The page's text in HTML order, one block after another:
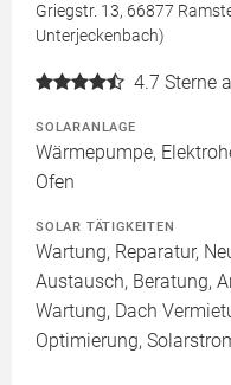
Griegstr. 13, 66877
Unterjeckenbach)
4.7 Sterne
SOLARANLAGE
Wärmepumpe,
Ofen
SOLAR TÄTIGKEITEN
Wartung, Reparatur,
Austausch, Beratung,
Wartung, Dach
Optimierung,